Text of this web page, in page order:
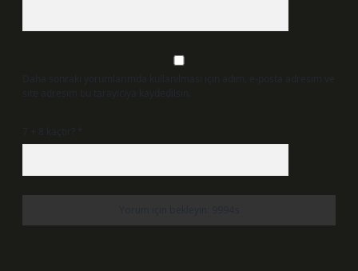
Daha sonraki yorumlarımda kullanılması için adım, e-posta adresim ve
site adresim bu tarayıcıya kaydedilsin.
7 + 8 kaçtır? *